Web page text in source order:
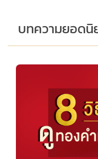
บทความยอดนิ